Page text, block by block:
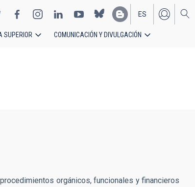
EN
ES
SUPERIOR COMUNICACIÓN Y DIVULGACIÓN
orgánicos, funcionales y financieros